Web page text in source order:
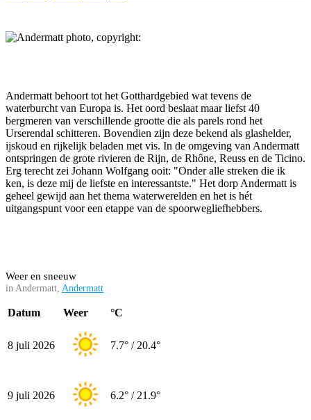
Andermatt behoort tot het Gotthardgebied wat tevens de
waterburcht van Europa is. Het oord beslaat maar liefst 40
bergmeren van verschillende grootte die als parels rond het
Urserendal schitteren. Bovendien zijn deze bekend als glashelder,
ijskoud en rijkelijk beladen met vis. In de omgeving van Andermatt
ontspringen de grote rivieren de Rijn, de Rhône, Reuss en de Ticino.
Erg terecht zei Johann Wolfgang ooit: "Onder alle streken die ik
ken, is deze mij de liefste en interessantste." Het dorp Andermatt is
geheel gewijd aan het thema waterwerelden en het is hét
uitgangspunt voor een etappe van de spoorwegliefhebbers.
Weer en sneeuw
in Andermatt, Andermatt
Datum Weer °C
8 juli 2026 7.7° / 20.4°
9 juli 2026 6.2° / 21.9°